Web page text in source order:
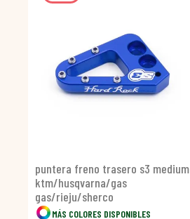
puntera freno trasero s3 medium
ktm/husqvarna/gas
gas/rieju/sherco
MÁS COLORES DISPONIBLES